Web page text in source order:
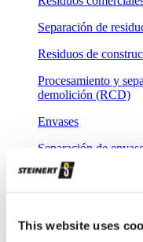
This website uses
Separación de
Residuos de
Procesamiento y
demolición (RCD)
Envases
Separación de
Plásticos
Plásticos negros